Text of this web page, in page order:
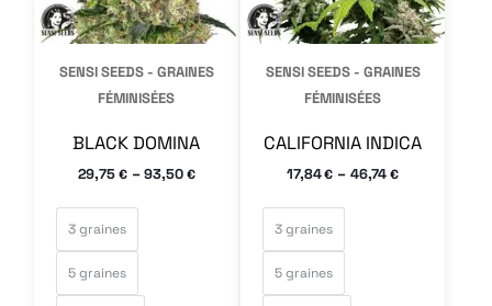
SENSI SEEDS - GRAINES
FÉMINISÉES
BLACK DOMINA
29,75 €–93,50 €
3 graines
5 graines
options
sur
du
produit
SENSI SEEDS - GRAINES
FÉMINISÉES
CALIFORNIA INDICA
17,84€ – 46,74€
3 graines
5 graines
options
sur
du
produit